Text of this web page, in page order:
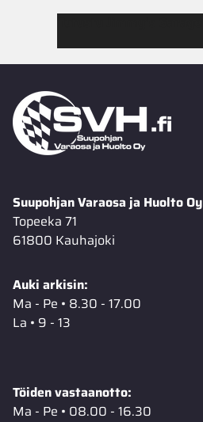
Suupohjan Varaosa ja Huolto Oy
Topeeka 71
61800 Kauhajoki
Auki arkisin:
Ma - Pe • 8.30 - 17.00
La • 9 - 13
Töiden vastaanotto:
Ma - Pe • 08.00 - 16.30